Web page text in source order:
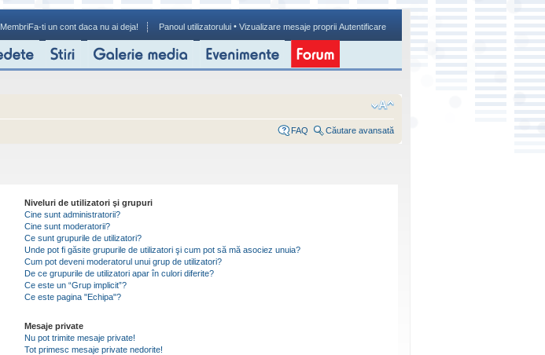
MembriFa-ti un cont daca nu ai deja! Panoul utilizatorului • Vizualizare mesaje proprii Autentificare
FAQ Căutare avansată
Niveluri de utilizatori şi grupuri
Cine sunt administratorii?
Cine sunt moderatorii?
Ce sunt grupurile de utilizatori?
Unde pot fi găsite grupurile de utilizatori şi cum pot să mă asociez unuia?
Cum pot deveni moderatorul unui grup de utilizatori?
De ce grupurile de utilizatori apar în culori diferite?
Ce este un “Grup implicit”?
Ce este pagina "Echipa"?
Mesaje private
Nu pot trimite mesaje private!
Tot primesc mesaje private nedorite!